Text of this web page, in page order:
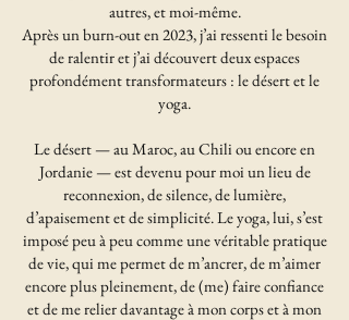
autres, et moi-même.
Après un burn-out en 2023, j’ai ressenti le besoin
de ralentir et j’ai découvert deux espaces
profondément transformateurs : le désert et le
yoga.
Le désert — au Maroc, au Chili ou encore en
Jordanie — est devenu pour moi un lieu de
reconnexion, de silence, de lumière,
d’apaisement et de simplicité. Le yoga, lui, s’est
imposé peu à peu comme une véritable pratique
de vie, qui me permet de m’ancrer, de m’aimer
encore plus pleinement, de (me) faire confiance
et de me relier davantage à mon corps et à mon